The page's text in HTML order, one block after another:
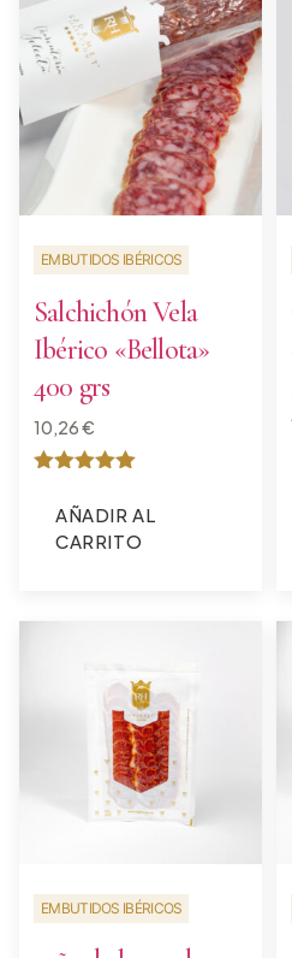
EMBUTIDOS IBÉRICOS
Salchichón Vela
Ibérico «Bellota»
400 grs
10,26€
con
de 5
AÑADIR AL
CARRITO
EMBUTIDOS IBÉRICOS